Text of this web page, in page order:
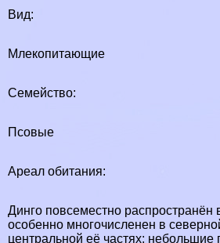
Вид:
Млекопитающие
Семейство:
Псовые
Ареал обитания:
Динго повсеместно распространён
особенно многочисленен в
центральной её частях; небольшие